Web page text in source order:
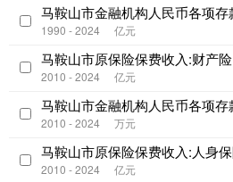
马鞍山市金融机构人民币各项
1990 - 2024 亿元
马鞍山市原保险保费收入:财产险
2010 - 2024 亿元
马鞍山市金融机构人民币各项
2010 - 2024 万元
马鞍山市原保险保费收入:人身
2010 - 2024 亿元